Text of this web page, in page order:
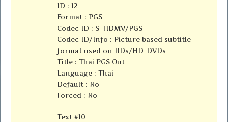
ID : 12
Format : PGS
Codec ID : S_HDMV/PGS
Codec ID/Info : Picture based subtitle
format used on BDs/HD-DVDs
Title : Thai PGS Out
Language : Thai
Default : No
Forced : No
Text #10